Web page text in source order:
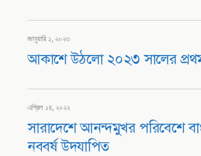
জানুয়ারি ১, ২০২৩
আকাশে উঠলো ২০২৩ সালের
এপ্রিল ১৪, ২০২২
সারাদেশে আনন্দমুখর পরিবেশে
নববর্ষ উদযাপিত